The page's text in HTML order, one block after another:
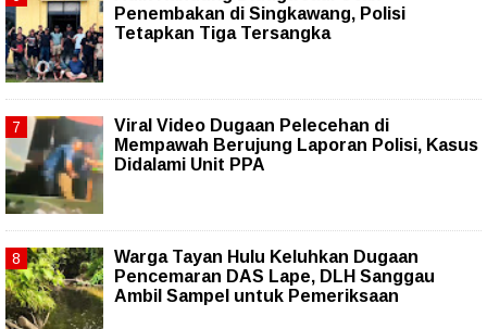
Penembakan di Singkawang, Polisi
Tetapkan Tiga Tersangka
Viral Video Dugaan Pelecehan di
Mempawah Berujung Laporan Polisi, Kasus
Didalami Unit PPA
Warga Tayan Hulu Keluhkan Dugaan
Pencemaran DAS Lape, DLH Sanggau
Ambil Sampel untuk Pemeriksaan